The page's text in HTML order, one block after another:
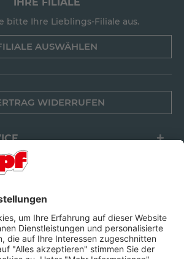
bitte Ihre Lieblings-Filiale aus.
AUSWÄHLEN
WIDERRUFEN
FOLGEN SIE UNS